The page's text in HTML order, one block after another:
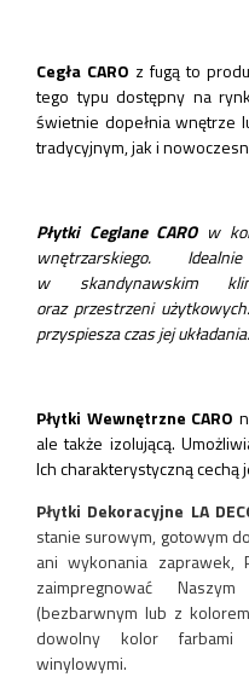
Cegła CARO z fugą to
tego typu dostępny na
świetnie dopełnia wnętrze
tradycyjnym, jak i
Płytki Ceglane CAROw
wnętrzarskiego.
w skandynawskim
oraz przestrzeni
przyspiesza czas jej układania.
Płytki Wewnętrzne CARO
ale także izolującą.
Ich charakterystyczną cechą
Płytki Dekoracyjne LA
stanie surowym, gotowym
ani wykonania zaprawek,
zaimpregnować
(bezbarwnym lub z
dowolny kolor farbami
winylowymi.